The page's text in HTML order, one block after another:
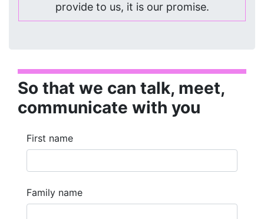
provide to us, it is our promise.
So that we can talk, meet,
communicate with you
First name
Family name